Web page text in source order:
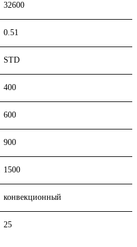
32600
0.51
STD
400
600
900
1500
конвекционный
25